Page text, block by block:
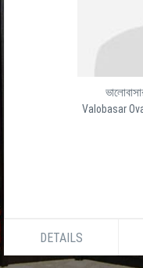
Valobasar
DETAILS